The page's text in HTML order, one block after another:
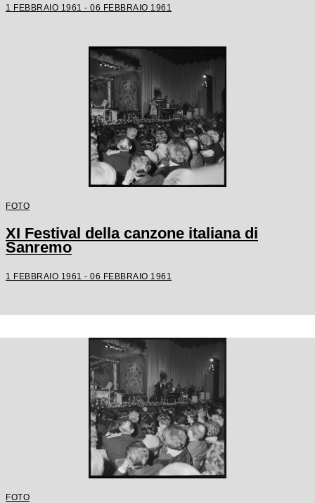
1 FEBBRAIO 1961 - 06 FEBBRAIO 1961
FOTO
XI Festival della canzone italiana di
Sanremo
1 FEBBRAIO 1961 - 06 FEBBRAIO 1961
FOTO